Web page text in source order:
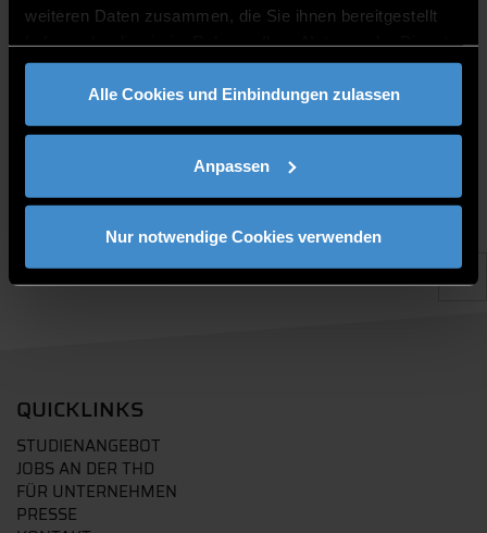
weiteren Daten zusammen, die Sie ihnen bereitgestellt
gesammelt haben.
Alle Cookies und Einbindungen zulassen
Anpassen
Nur notwendige Cookies verwenden
PUBLIKATIONEN
QUICKLINKS
STUDIENANGEBOT
JOBS AN DER THD
FÜR UNTERNEHMEN
PRESSE